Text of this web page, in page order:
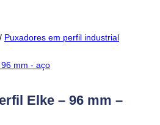
/ Puxadores em perfil industrial
Elke – 96 mm –